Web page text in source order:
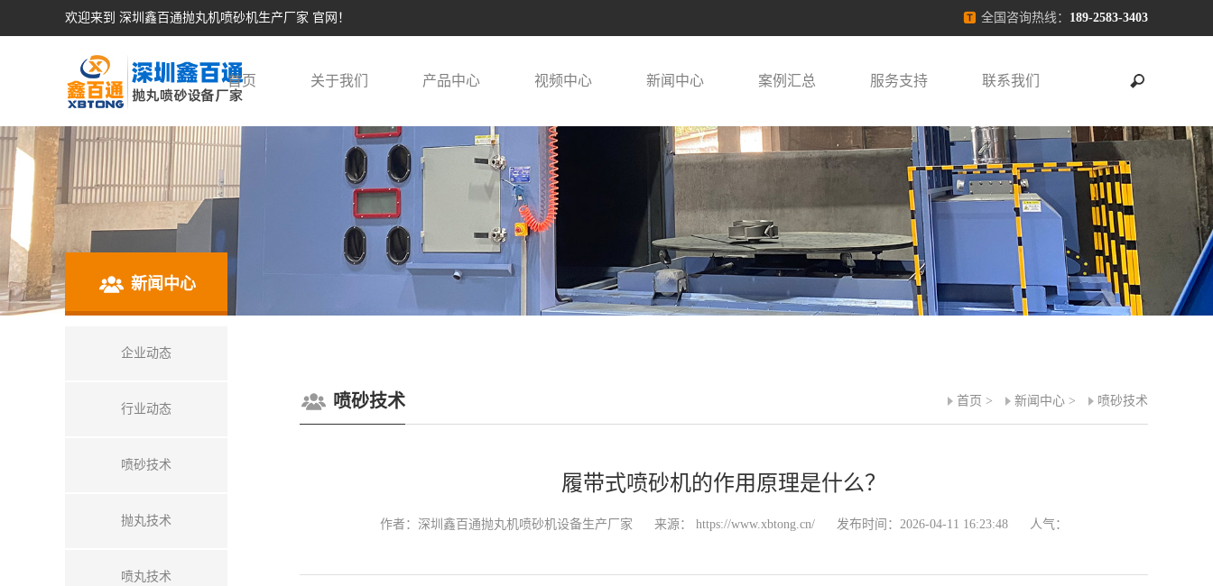
欢迎来到 深圳鑫百通抛丸机喷砂机生产厂家 官网！ 全国咨询热线： 189-2583-3403
首页 关于我们 产品中心 视频中心 新闻中心 案例汇总 服务支持 联系我们
新闻中心
企业动态
行业动态
喷砂技术
抛丸技术
喷丸技术
喷砂技术 首页 > 新闻中心 > 喷砂技术
履带式喷砂机的作用原理是什么？
作者：深圳鑫百通抛丸机喷砂机设备生产厂家 来源： https://www.xbtong.cn/ 发布时间：2026-04-11 16:23:48 人气：